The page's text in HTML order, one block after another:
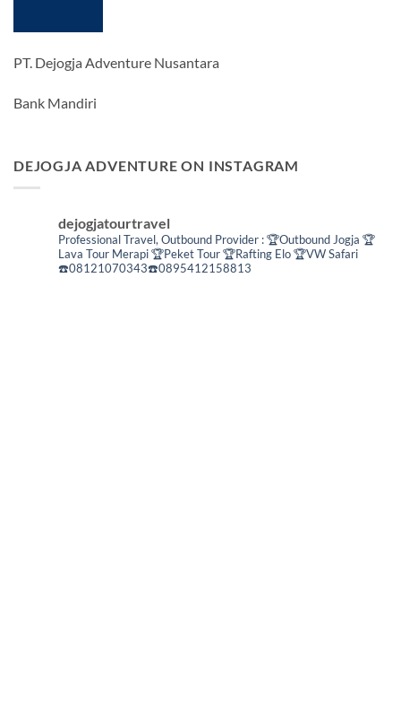
PT. Dejogja Adventure Nusantara
Bank Mandiri
DEJOGJA ADVENTURE ON INSTAGRAM
dejogjatourtravel
Professional Travel, Outbound Provider :🏆Outbound Jogja 🏆
Lava Tour Merapi🏆Peket Tour🏆Rafting Elo🏆VW Safari
☎️08121070343☎️0895412158813